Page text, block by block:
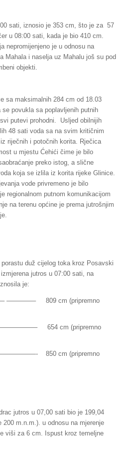
sati, iznosio je 353 cm, što je za 57
u 08:00 sati, kada je bio 410 cm.
nepromijenjeno je u odnosu na
Mahala i naselja uz Mahalu još su pod
objekti.
sa maksimalnih 284 cm od 18.03
povukla sa poplavljenih putnih
putevi prohodni. Usljed obilnijih
48 sati voda sa na svim kritičnim
riječnih i potočnih korita. Rječica
u mjestu Ćehići čime je bilo
preko istog, a slične
koja se izlila iz korita rijeke Glinice.
vode privremeno je bilo
regionalnom putnom komunikacijom
na terenu općine je prema jutrošnjim
duž cijelog toka kroz Posavski
jutros u 07:00 sati, na
je:
————– 809 cm (pripremno
654 cm (pripremno
850 cm (pripremno
jutros u 07,00 sati bio je 199,04
200 m.n.m.). u odnosu na mjerenje
viši za 6 cm. Ispust kroz temeljne